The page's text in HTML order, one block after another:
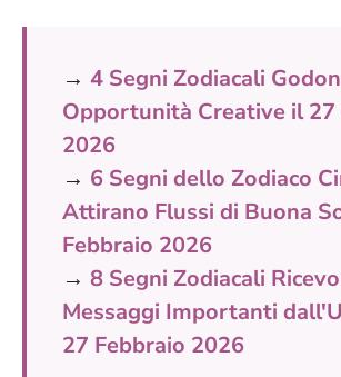
→ 4 Segni Zodiacali
Opportunità Creative il 27
2026
→ 6 Segni dello Zodiaco
Attirano Flussi di Buona
Febbraio 2026
→ 8 Segni Zodiacali
Messaggi Importanti
27 Febbraio 2026